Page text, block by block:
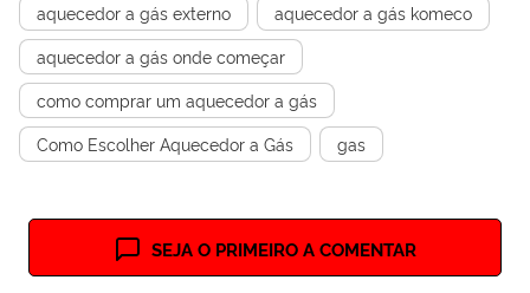
aquecedor a gás externo
aquecedor a gás komeco
aquecedor a gás onde começar
como comprar um aquecedor a gás
Como Escolher Aquecedor a Gás
gas
SEJA O PRIMEIRO A COMENTAR